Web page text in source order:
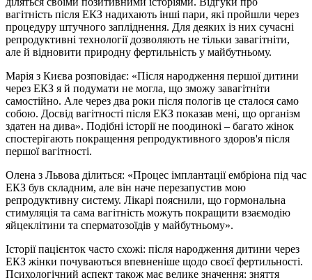
вагітність після ЕКЗ надихають інші пари, які пройшли через
процедуру штучного запліднення. Для деяких із них сучасні
репродуктивні технології дозволяють не тільки завагітніти,
але й відновити природну фертильність у майбутньому.
Марія з Києва розповідає: «Після народження першої дитини
через ЕКЗ я й подумати не могла, що зможу завагітніти
самостійно. Але через два роки після пологів це сталося само
собою. Досвід вагітності після ЕКЗ показав мені, що організм
здатен на дива». Подібні історії не поодинокі – багато жінок
спостерігають покращення репродуктивного здоров'я після
першої вагітності.
Олена з Львова ділиться: «Процес імплантації ембріона під час
ЕКЗ був складним, але він наче перезапустив мою
репродуктивну систему. Лікарі пояснили, що гормональна
стимуляція та сама вагітність можуть покращити взаємодію
яйцеклітини та сперматозоїдів у майбутньому».
Історії пацієнток часто схожі: після народження дитини через
ЕКЗ жінки почуваються впевненіше щодо своєї фертильності.
Психологічний аспект також має велике значення: зняття